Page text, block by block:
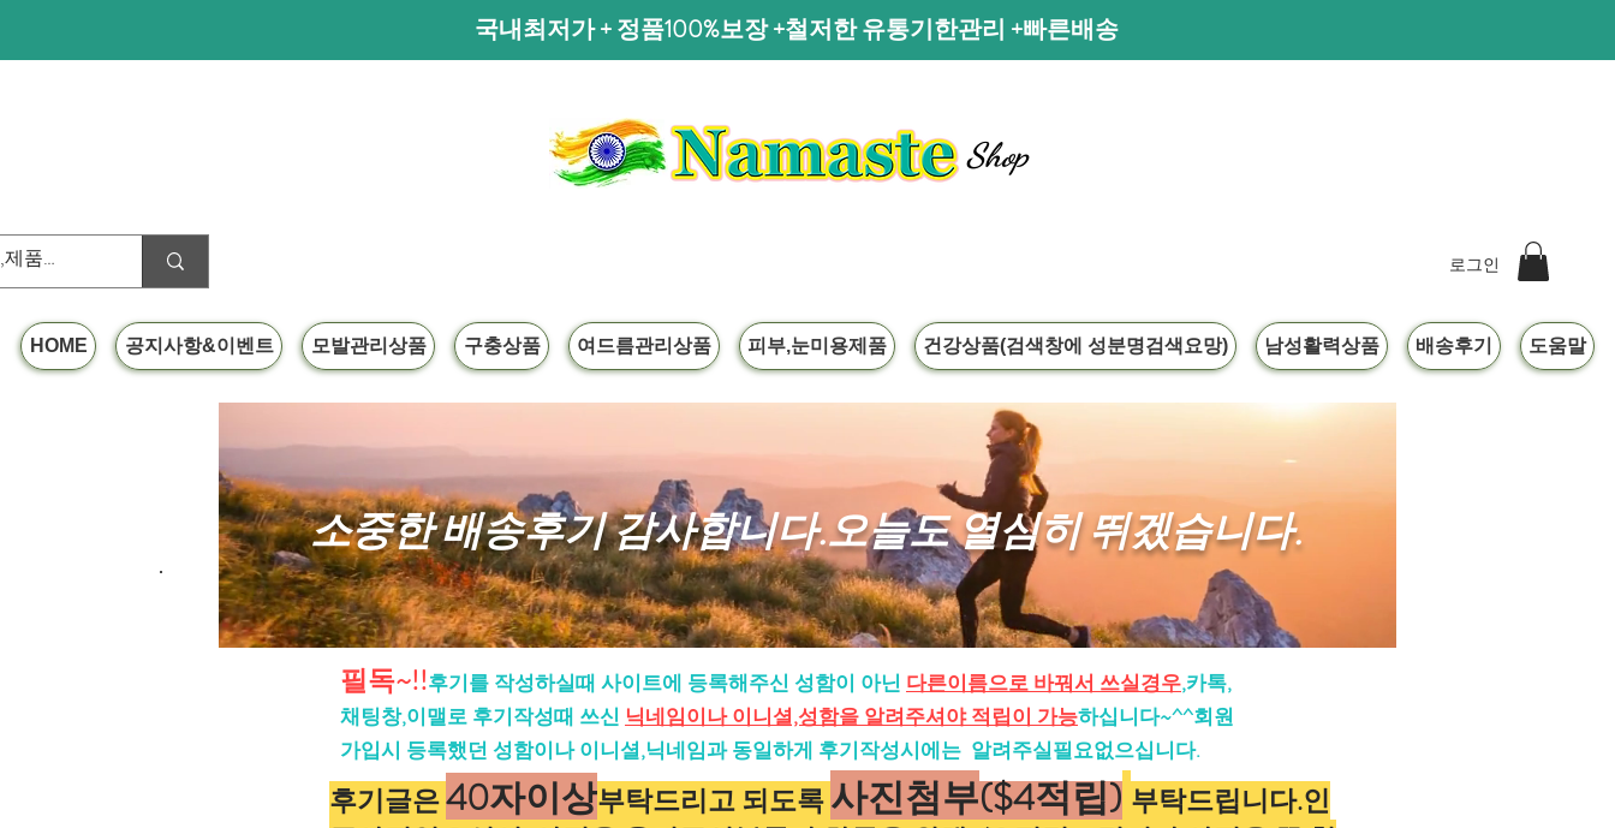
국내최저가 + 정품100%보장 +철저한 유통기한관리 +빠른배송
Shop
로그인
HOME 공지사항&이벤트 모발관리상품 구충상품 여드름관리상품 피부,눈미용제품 건강상품(검색창에 성분명검색요망) 남성활력상품 배송후기 도움말
소중한 배송후기 감사합니다.오늘도 열심히 뛰겠습니다.
필독~!!후기를 작성하실때 사이트에 등록해주신 성함이 아닌 다른이름으로 바꿔서 쓰실경우,카톡,
채팅창,이맬로 후기작성때 쓰신 닉네임이나 이니셜,성함을 알려주셔야 적립이 가능하십니다~^^회원
가입시 등록했던 성함이나 이니셜,닉네임과 동일하게 후기작성시에는 알려주실필요없으십니다.
후기글은40자이상부탁드리고 되도록사진첨부($4적립) 부탁드립니다.인